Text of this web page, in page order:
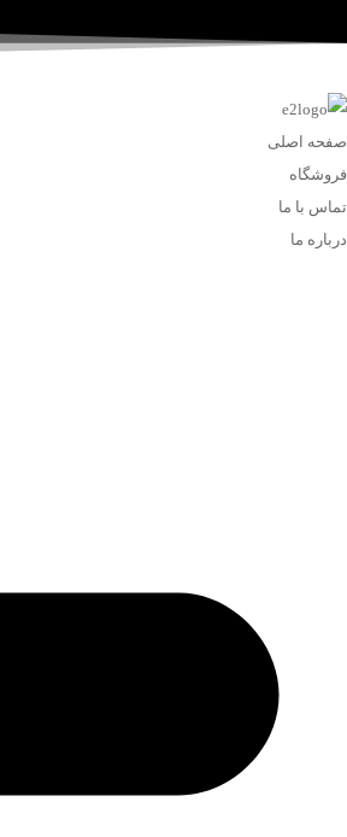
صفحه اصلی
فروشگاه
تماس با ما
درباره ما